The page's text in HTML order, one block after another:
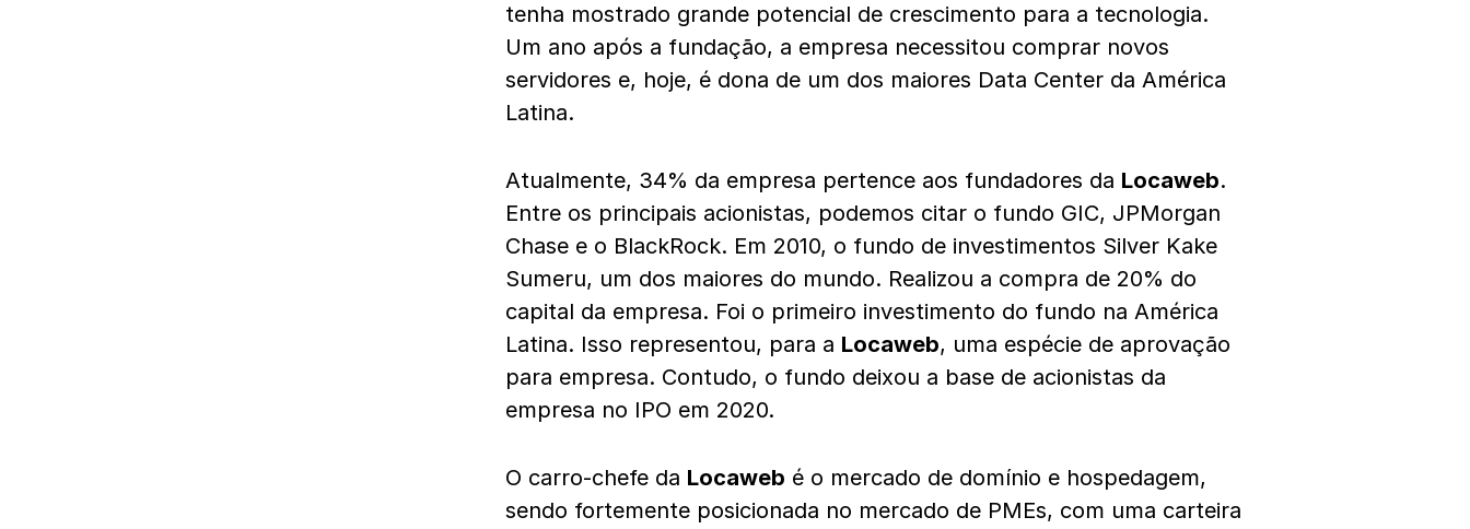
tenha mostrado grande potencial de crescimento para a tecnologia.
Um ano após a fundação, a empresa necessitou comprar novos
servidores e, hoje, é dona de um dos maiores Data Center da América
Latina.
Atualmente, 34% da empresa pertence aos fundadores da Locaweb.
Entre os principais acionistas, podemos citar o fundo GIC, JPMorgan
Chase e o BlackRock. Em 2010, o fundo de investimentos Silver Kake
Sumeru, um dos maiores do mundo. Realizou a compra de 20% do
capital da empresa. Foi o primeiro investimento do fundo na América
Latina. Isso representou, para a Locaweb, uma espécie de aprovação
para empresa. Contudo, o fundo deixou a base de acionistas da
empresa no IPO em 2020.
O carro-chefe da Locaweb é o mercado de domínio e hospedagem,
sendo fortemente posicionada no mercado de PMEs, com uma carteira